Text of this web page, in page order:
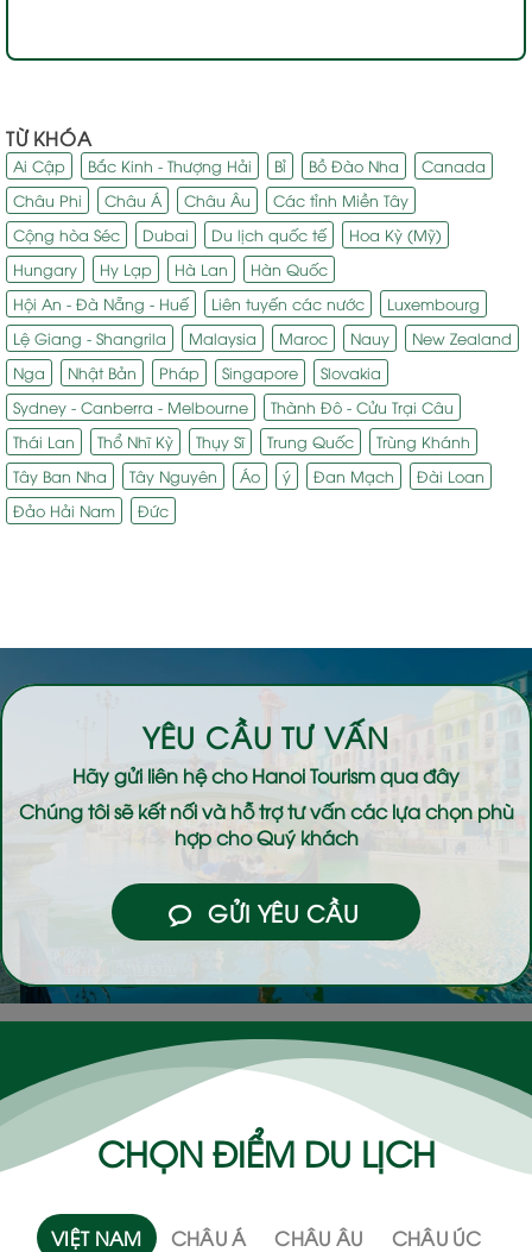
TỪ KHÓA
Ai Cập Bắc Kinh - Thượng Hải Bỉ Bồ Đào Nha
Canada
Châu Phi
Châu Á Châu Âu
Các tỉnh Miền Tây
Cộng hòa Séc
Dubai Du lịch quốc tế
Hoa Kỳ (Mỹ)
Hungary
Hy Lạp Hà Lan
Hàn Quốc
Hội An - Đà Nẵng - Huế
Liên tuyến các nước
Luxembourg
Lệ Giang - Shangrila
Malaysia Maroc Nauy
New Zealand
Nga
Nhật Bản Pháp Singapore
Slovakia
Sydney - Canberra - Melbourne
Thành Đô - Cửu Trại Câu
Thái Lan
Thổ Nhĩ Kỳ Thụy Sĩ Trung Quốc
Trùng Khánh
Tây Ban Nha
Tây Nguyên Áo ý Đan Mạch
Đài Loan
Đảo Hải Nam
Đức
YÊU CẦU TƯ VẤN
Hãy gửi liên hệ choHanoi Tourismqua đây
Chúng tôi sẽ kết nối và hỗ trợ tư vấn các lựa chọn phù
hợp cho Quý khách
GỬI YÊU CẦU
CHỌN ĐIỂM DU LỊCH
VIỆT NAM CHÂU Á CHÂU ÂU
CHÂU ÚC